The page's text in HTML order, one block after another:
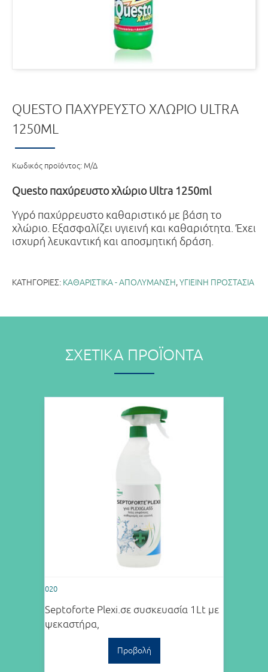
QUESTO ΠΑΧΎΡΕΥΣΤΟ ΧΛΏΡΙΟ ULTRA
1250ML
Κωδικός προϊόντος: Μ/Δ
Questo παχύρευστο χλώριο Ultra 1250ml
Υγρό παχύρρευστο καθαριστικό με βάση το
χλώριο. Εξασφαλίζει υγιεινή και καθαριότητα. Έχει
ισχυρή λευκαντική και αποσμητική δράση.
ΚΑΤΗΓΟΡΊΕΣ: ΚΑΘΑΡΙΣΤΙΚΑ - ΑΠΟΛΥΜΑΝΣΗ,ΥΓΙΕΙΝΗ ΠΡΟΣΤΑΣΙΑ
ΣΧΕΤΙΚΆ ΠΡΟΪΌΝΤΑ
020
Septoforte Plexi.σε συσκευασία 1Lt με
ψεκαστήρα,
Προβολή